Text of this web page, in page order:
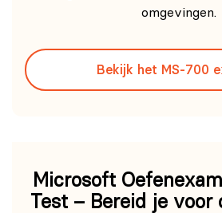
omgevingen.
Bekijk het MS-700
Microsoft
Test – Bereid je